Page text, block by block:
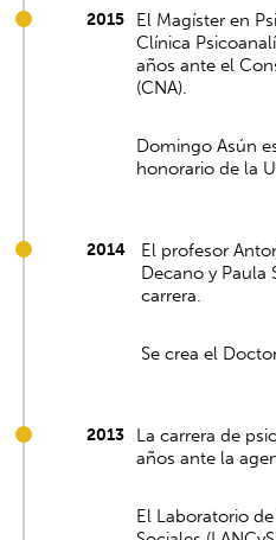
2015
El Magíster en
Clínica
años ante el
(CNA).
Domingo Asún
honorario de la
2014
El profesor
Decano y Paula
carrera.
Se crea el
2013
La carrera de
años ante la
El Laboratorio